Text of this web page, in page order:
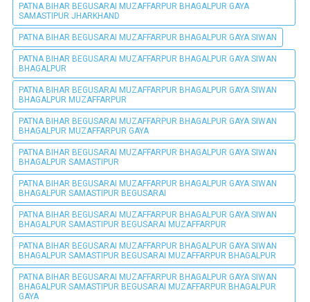
PATNA BIHAR BEGUSARAI MUZAFFARPUR BHAGALPUR GAYA
SAMASTIPUR JHARKHAND
PATNA BIHAR BEGUSARAI MUZAFFARPUR BHAGALPUR GAYA SIWAN
PATNA BIHAR BEGUSARAI MUZAFFARPUR BHAGALPUR GAYA SIWAN
BHAGALPUR
PATNA BIHAR BEGUSARAI MUZAFFARPUR BHAGALPUR GAYA SIWAN
BHAGALPUR MUZAFFARPUR
PATNA BIHAR BEGUSARAI MUZAFFARPUR BHAGALPUR GAYA SIWAN
BHAGALPUR MUZAFFARPUR GAYA
PATNA BIHAR BEGUSARAI MUZAFFARPUR BHAGALPUR GAYA SIWAN
BHAGALPUR SAMASTIPUR
PATNA BIHAR BEGUSARAI MUZAFFARPUR BHAGALPUR GAYA SIWAN
BHAGALPUR SAMASTIPUR BEGUSARAI
PATNA BIHAR BEGUSARAI MUZAFFARPUR BHAGALPUR GAYA SIWAN
BHAGALPUR SAMASTIPUR BEGUSARAI MUZAFFARPUR
PATNA BIHAR BEGUSARAI MUZAFFARPUR BHAGALPUR GAYA SIWAN
BHAGALPUR SAMASTIPUR BEGUSARAI MUZAFFARPUR BHAGALPUR
PATNA BIHAR BEGUSARAI MUZAFFARPUR BHAGALPUR GAYA SIWAN
BHAGALPUR SAMASTIPUR BEGUSARAI MUZAFFARPUR BHAGALPUR
GAYA